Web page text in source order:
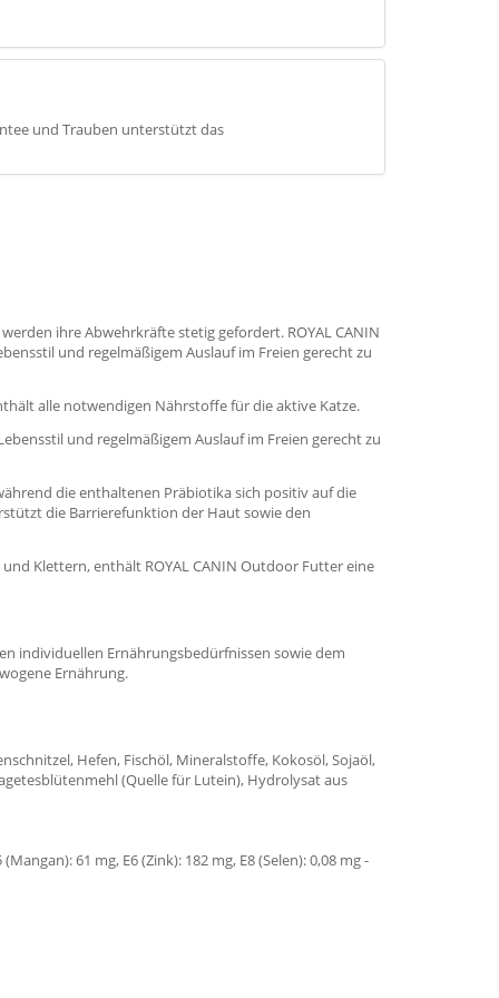
und Trauben unterstützt das
ihre Abwehrkräfte stetig gefordert. ROYAL CANIN
und regelmäßigem Auslauf im Freien gerecht zu
alle notwendigen Nährstoffe für die aktive Katze.
und regelmäßigem Auslauf im Freien gerecht zu
die enthaltenen Präbiotika sich positiv auf die
die Barrierefunktion der Haut sowie den
Klettern, enthält ROYAL CANIN Outdoor Futter eine
individuellen Ernährungsbedürfnissen sowie dem
Ernährung.
Hefen, Fischöl, Mineralstoffe, Kokosöl, Sojaöl,
(Quelle für Lutein), Hydrolysat aus
61 mg, E6 (Zink): 182 mg, E8 (Selen): 0,08 mg -